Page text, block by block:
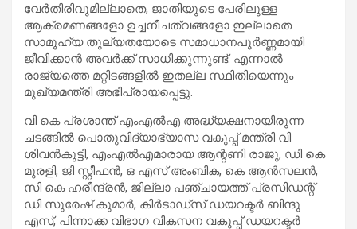
വേർതിരിവുമില്ലാതെ, ജാതിയുടെ പേരിലുള്ള
ആക്രമണങ്ങളോ ഉച്ചനീചത്വങ്ങളോ ഇല്ലാതെ
സാമൂഹ്യ തുല്യതയോടെ സമാധാനപൂർണ്ണമായി
ജീവിക്കാൻ അവർക്ക് സാധിക്കുന്നുണ്ട്. എന്നാൽ
രാജ്യത്തെ മറ്റിടങ്ങളിൽ ഇതല്ല സ്ഥിതിയെന്നും
മുഖ്യമന്ത്രി അഭിപ്രായപ്പെട്ടു.
വി കെ പ്രശാന്ത് എംഎൽഎ അദ്ധ്യക്ഷനായിരുന്ന
ചടങ്ങിൽ പൊതുവിദ്യാഭ്യാസ വകുപ്പ് മന്ത്രി വി
ശിവൻകുട്ടി, എംഎൽഎമാരായ ആന്റണി രാജു, ഡി കെ
മുരളി, ജി സ്റ്റീഫൻ, ഒ എസ് അംബിക, കെ ആൻസലൻ,
സി കെ ഹരീന്ദ്രൻ, ജില്ലാ പഞ്ചായത്ത് പ്രസിഡന്റ്
ഡി സുരേഷ് കുമാർ, കിർടാഡ്സ് ഡയറക്ടർ ബിന്ദു
എസ്, പിന്നാക്ക വിഭാഗ വികസന വകുപ്പ് ഡയറക്ടർ